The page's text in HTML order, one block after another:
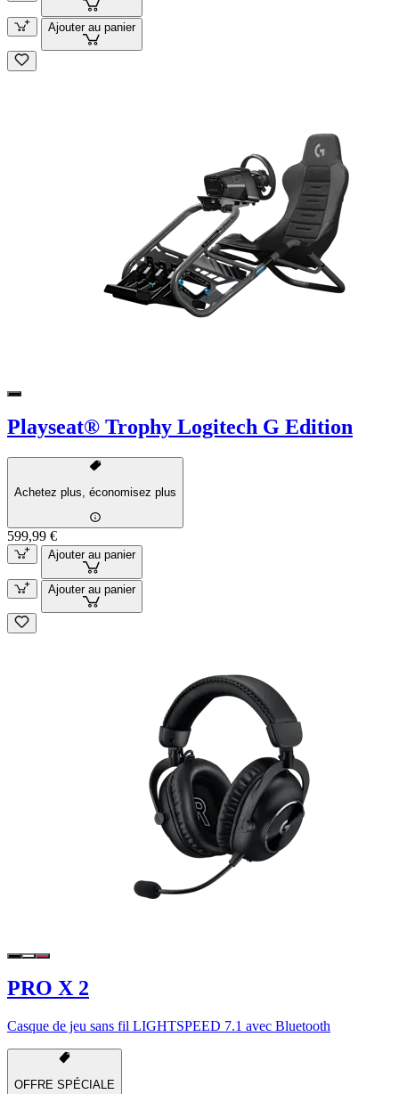
Ajouter au panier
Playseat® Trophy Logitech G Edition
Achetez plus, économisez plus
599,99 €
Ajouter au panier
Ajouter au panier
PRO X 2
Casque de jeu sans fil LIGHTSPEED 7.1 avec Bluetooth
OFFRE SPÉCIALE